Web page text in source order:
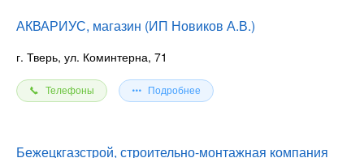
АКВАРИУС, магазин (ИП Новиков А.В.)
г. Тверь, ул. Коминтерна, 71
Телефоны Подробнее
Бежецкгазстрой, строительно-монтажная компания